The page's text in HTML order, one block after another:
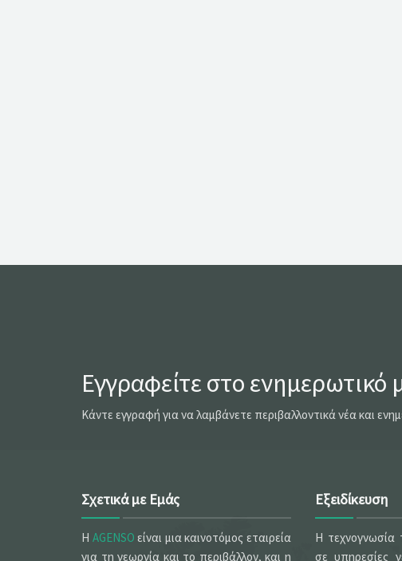
Εγγραφείτε στο ενημερωτικό
Κάντε εγγραφή για να λαμβάνετε περιβαλλοντικά νέα και
Σχετικά με Εμάς
Η AGENSO είναι μια καινοτόμος εταιρεία
για τη γεωργία και το περιβάλλον, και η
Εξειδίκευση
Η τεχνογνωσία
σε υπηρεσίες